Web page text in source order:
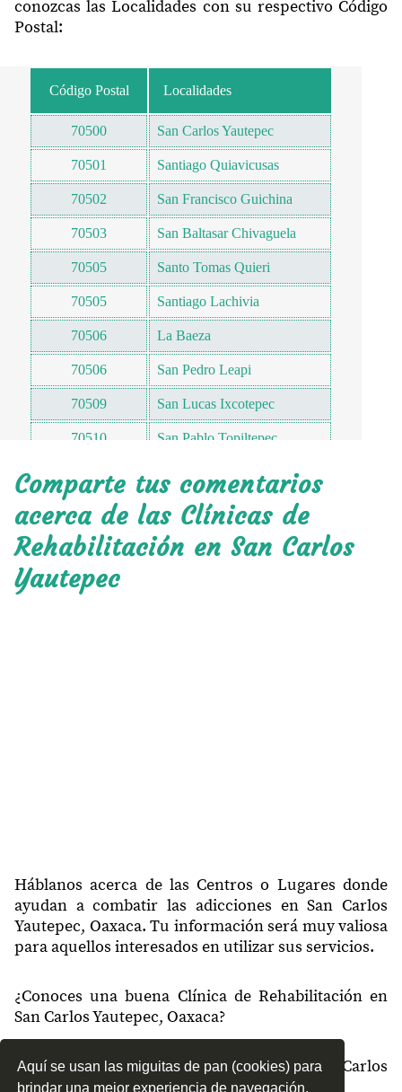
Aquí se usan las miguitas de pan (cookies) para
brindar una mejor experiencia de navegación.
conozcas las Localidades con su respectivo Código
Postal:
Código Postal Localidades
70500 San Carlos Yautepec
70501 Santiago Quiavicusas
70502 San Francisco Guichina
70503 San Baltasar Chivaguela
70505 Santo Tomas Quieri
70505 Santiago Lachivia
70506 La Baeza
70506 San Pedro Leapi
70509 San Lucas Ixcotepec
70510 San Pablo Topiltepec
San Isidro Manteca
San Pedro Tepalcatepec
70511 San Miguel Suchiltepec
70511
Comparte tus comentarios
acerca de las Clínicas de
Rehabilitación en San Carlos
Yautepec
Háblanos acerca de las Centros o Lugares donde
ayudan a combatir las adicciones en San Carlos
Yautepec, Oaxaca. Tu información será muy valiosa
para aquellos interesados en utilizar sus servicios.
¿Conoces una buena Clínica de Rehabilitación en
San Carlos Yautepec, Oaxaca?
¿Qué tipo de tratamientos conoces en San Carlos
Yautepec, Oaxaca?